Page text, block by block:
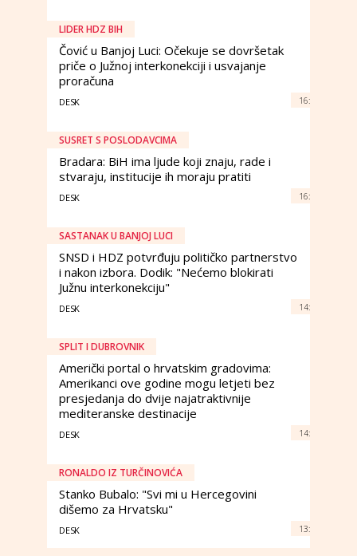
LIDER HDZ BIH
Čović u Banjoj Luci: Očekuje se dovršetak
priče o Južnoj interkonekciji i usvajanje
proračuna
DESK 16:
SUSRET S POSLODAVCIMA
Bradara: BiH ima ljude koji znaju, rade i
stvaraju, institucije ih moraju pratiti
DESK 16:
SASTANAK U BANJOJ LUCI
SNSD i HDZ potvrđuju političko partnerstvo
i nakon izbora. Dodik: "Nećemo blokirati
Južnu interkonekciju"
DESK 14:
SPLIT I DUBROVNIK
Američki portal o hrvatskim gradovima:
Amerikanci ove godine mogu letjeti bez
presjedanja do dvije najatraktivnije
mediteranske destinacije
DESK 14:
RONALDO IZ TURČINOVIĆA
Stanko Bubalo: "Svi mi u Hercegovini
dišemo za Hrvatsku"
DESK 13: